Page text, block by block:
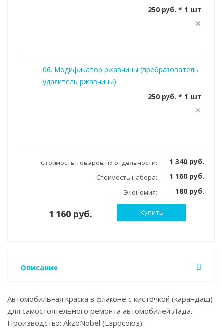
250 руб. * 1 шт
06. Модификатор ржавчины (пребразователь
удалитель ржавчины)
250 руб. * 1 шт
Стоимость товаров по отдельности: 1 340 руб.
Стоимость набора: 1 160 руб.
Экономия: 180 руб.
1 160 руб. Купить
Описание
Автомобильная краска в флаконе с кисточкой (карандаш)
для самостоятельного ремонта автомобилей Лада.
Производство: AkzoNobel (Евросоюз).